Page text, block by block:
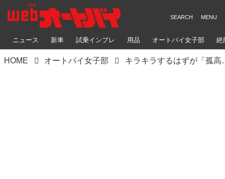
ニュース 新車 試乗インプレ 用品 オートバイ女子部 絶
HOME オートバイ女子部 キラキラするは